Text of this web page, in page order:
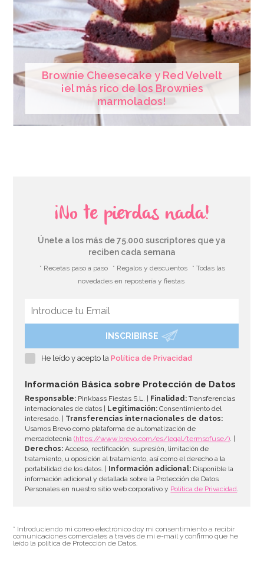
Brownie Cheesecake y Red Velvelt
¡el más rico de los Brownies
marmolados!
¡No te pierdas nada!
Únete a los más de 75.000 suscriptores que ya
reciben cada semana
* Recetas paso a paso * Regalos y descuentos
* Todas las
novedades en repostería y fiestas
INSCRIBIRSE
He leído y acepto laPolítica de Privacidad
Información Básica sobre Protección de Datos
Responsable: Pinkbass Fiestas S.L. | Finalidad: Transferencias
internacionales de datos | Legitimación: Consentimiento del
interesado. | Transferencias internacionales de datos:
Usamos Brevo como plataforma de automatización de
mercadotecnia(https://www.brevo.com/es/legal/termsofuse/) . |
Derechos: Acceso, rectificación, supresión, limitación de
tratamiento, u oposición al tratamiento, así como el derecho a la
portabilidad de los datos. | Información adicional: Disponible la
información adicional y detallada sobre la Protección de Datos
Personales en nuestro sitio web corporativo y Política de Privacidad
* Introduciendo mi correo electrónico doy mi consentimiento a recibir
comunicaciones comerciales a través de mi e-mail y confirmo que he
leído la política de Protección de Datos.